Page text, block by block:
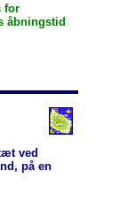
for
åbningstid
ved
på en